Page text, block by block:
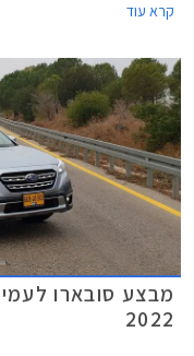
שניהם בצירוף מע"מ.
קרא עוד
מבצע סובארו
2022